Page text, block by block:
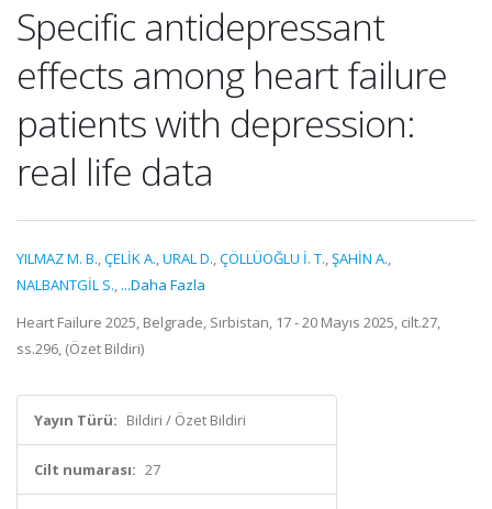
Specific antidepressant
effects among heart failure
patients with depression:
real life data
YILMAZ M. B.,ÇELİK A.,URAL D.,ÇÖLLÜOĞLU İ. T.,ŞAHİN A.,
NALBANTGİL S., ...Daha Fazla
Heart Failure 2025, Belgrade, Sırbistan, 17 - 20 Mayıs 2025, cilt.27,
ss.296, (Özet Bildiri)
Yayın Türü: Bildiri / Özet Bildiri
Cilt numarası: 27